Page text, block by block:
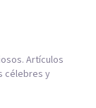
Artículos
célebres y